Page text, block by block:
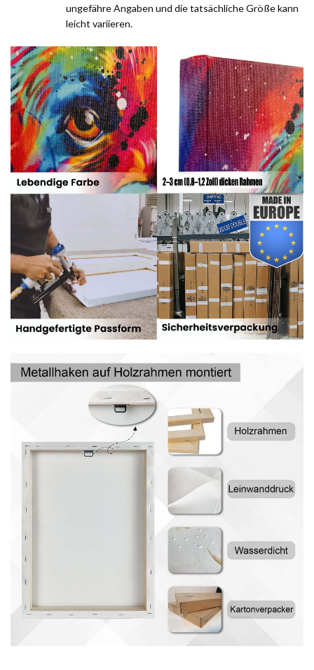
ungefähre Angaben und die tatsächliche Größe kann
leicht variieren.